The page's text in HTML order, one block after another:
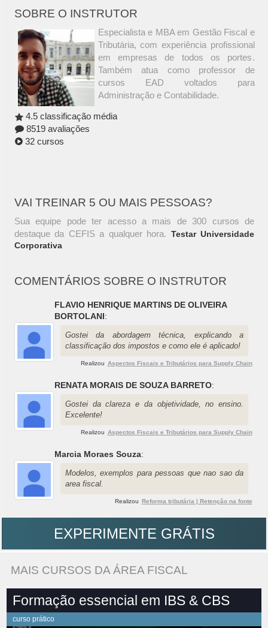
SOBRE O INSTRUTOR
Especialista e MBA em Gestão Fiscal e
Tributária, com experiência profissional
em empresas de todos os portes.
Também atua como professor de
cursos EAD voltados para
Administração e Contabilidade.
4.5 classificação média
8519 avaliações
32 cursos
VAI TREINAR 5 OU MAIS PESSOAS?
Sua equipe pode ter acesso a mais de 300 cursos de
destaque da CEFIS a qualquer hora. Testar Universidade
Corporativa
COMENTÁRIOS SOBRE O INSTRUTOR
FLAVIO HENRIQUE MARTINS DE OLIVEIRA
BORTOLANI:
Gostei da abordagem técnica, explicando a
classificação dos impostos e como ele é aplicado!
Realizou Aspectos Fiscais e Tributários para Supply Chain
RENATA MORAIS DE SOUZA BARRETO:
Gostei da clareza e da objetividade, no ensino.
Excelente!
Realizou Aspectos Fiscais e Tributários para Supply Chain
Marcia Moraes Souza:
Modelos, exemplos para pessoas que nao sao da
area fiscal.
Realizou Reforma tributária | Retenção na fonte
EXPERIMENTE GRÁTIS
MAIS CURSOS DA ÁREA FISCAL
Formação essencial em IBS & CBS
curso prático